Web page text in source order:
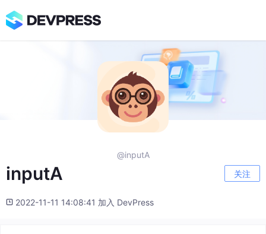
@inputA
inputA 关注
2022-11-11 14:08:41 加入 DevPress